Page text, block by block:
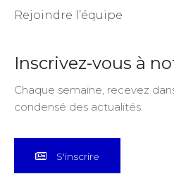
Rejoindre l’équipe
Inscrivez-vous à
Chaque semaine, recevez
condensé des actualités.
S'inscrire